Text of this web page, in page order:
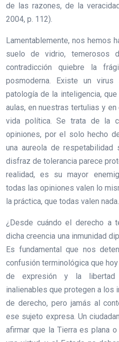
de las razones, de la
2004, p. 112).
Lamentablemente, nos hemos
suelo de vidrio, temerosos
contradicción quiebre la
posmoderna. Existe un
patología de la inteligencia,
aulas, en nuestras tertulias y
vida política. Se trata de la
opiniones, por el solo hecho
una aureola de respetabilidad
disfraz de tolerancia parece
realidad, es su mayor
todas las opiniones valen lo
la práctica, que todas valen nada.
¿Desde cuándo el derecho a
dicha creencia una inmunidad
Es fundamental que nos
confusión terminológica que
de expresión y la
inalienables que protegen a los
de derecho, pero jamás al
ese sujeto expresa. Un
afirmar que la Tierra es plana